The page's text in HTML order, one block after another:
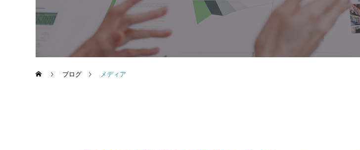
ブログ メディア